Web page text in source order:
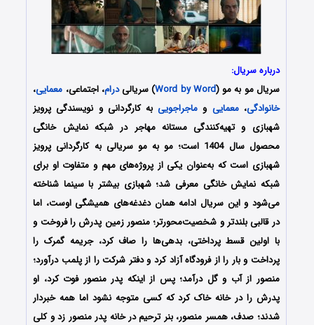
درباره سریال:
سریال مو به مو (Word by Word) سریالیدرام، اجتماعی، معمایی،
خانوادگی،معمایی و ماجراجوییبه کارگردانی و نویسندگی پرویز
شهبازی و تهیه‌کنندگی مستانه مهاجر در شبکه نمایش خانگی
محصول سال 1404 است؛ مو به مو سریالی به کارگردانی پرویز
شهبازی است که به‌عنوان یکی از پروژه‌های مهم و متفاوت او برای
شبکه نمایش خانگی معرفی شد؛ شهبازی بیشتر با سینما شناخته
می‌شود و این سریال ادامه‌ همان دغدغه‌های همیشگی اوست، اما
در قالبی بلندتر و شخصیت‌محورتر؛ منصور زمین پدرش را فروخت و
با اولین قسط پرداختی، بدهی‌ها را صاف کرد، جریمه گمرک را
پرداخت و بار را از فرودگاه آزاد کرد و دفتر شرکت را از پلمب درآورد؛
منصور از آب و گل درآمد؛ پس از اینکه پدر منصور فوت کرد، او
پدرش را در خانه خاک کرد که کسی متوجه نشود اما همه خبردار
شدند؛ صدف، همسر منصور، بنر ترحیم در خانه پدر منصور زد و کلی